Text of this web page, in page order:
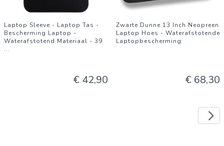
Laptop Sleeve - Laptop Tas -
Bescherming Laptop -
Waterafstotend Materiaal - 39
...
€ 42,90
Zwarte Dunne 13 Inch Neopreen
Laptop Hoes - Waterafstotende
Laptopbescherming
€ 68,30